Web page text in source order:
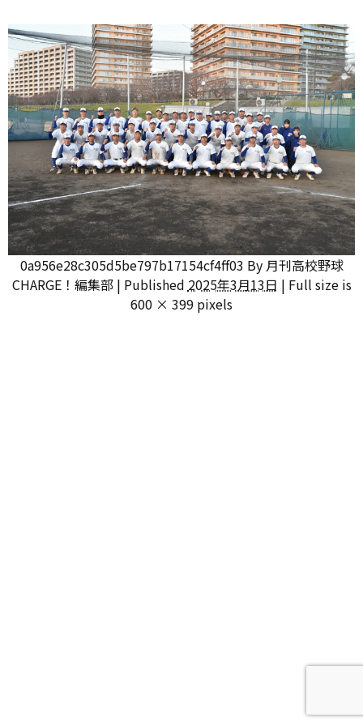
0a956e28c305d5be797b17154cf4ff03 By 月刊高校野球
CHARGE！編集部 | Published 2025年3月13日 | Full size is
600 × 399 pixels